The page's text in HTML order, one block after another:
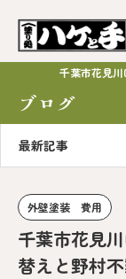
千葉市花見川
ブログ
最新記事
外壁塗装 費用
千葉市花見
替えと野村